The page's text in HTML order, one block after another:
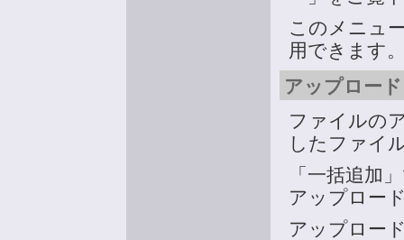
このメニュ
用できます
アップロー
ファイルの
したファイ
「一括追加
アップロー
アップロー